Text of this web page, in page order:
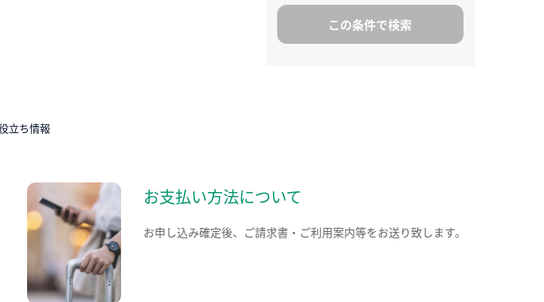
立ち情報
お支払い方法について
お申し込み確定後、ご請求書・ご利用案内等をお送り致します。